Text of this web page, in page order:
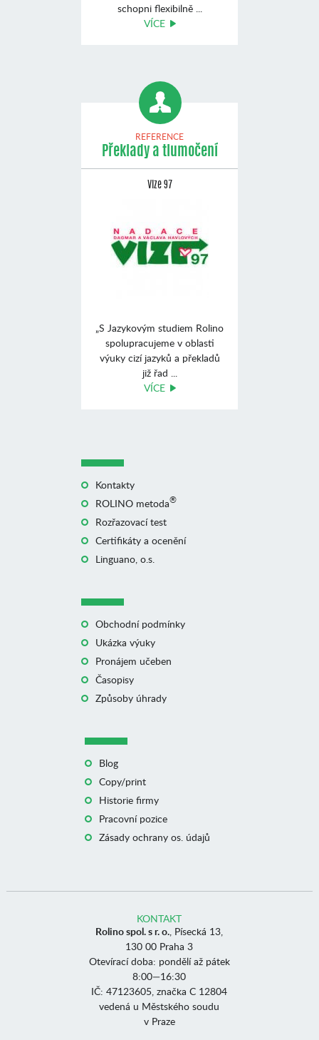
schopni flexibilně ...
VÍCE
REFERENCE
Překlady a tlumočení
Vize 97
„S Jazykovým studiem Rolino
spolupracujeme v oblasti
výuky cizí jazyků a překladů
již řad ...
VÍCE
Kontakty
ROLINO metoda®
Rozřazovací test
Certifikáty a ocenění
Linguano, o.s.
Obchodní podmínky
Ukázka výuky
Pronájem učeben
Časopisy
Způsoby úhrady
Blog
Copy/print
Historie firmy
Pracovní pozice
Zásady ochrany os. údajů
KONTAKT
Rolino spol. s r. o., Písecká 13,
130 00 Praha 3
Otevírací doba: pondělí až pátek
8:00—16:30
IČ: 47123605, značka C 12804
vedená u Městského soudu
v Praze